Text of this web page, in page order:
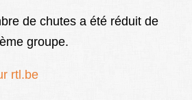
de chutes a été réduit de
groupe.
rtl.be